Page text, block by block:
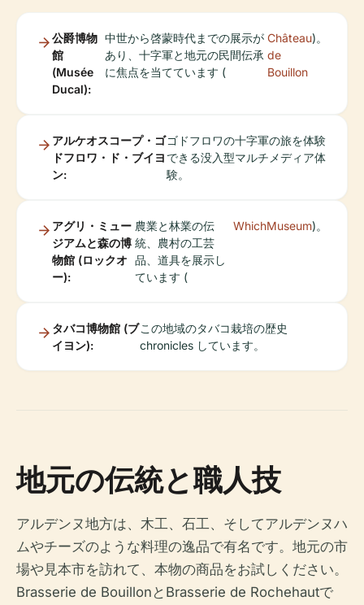
公爵博物
館
(Musée
Ducal):
中世から啓蒙時代までの展示が
あり、十字軍と地元の民間伝承
に焦点を当てています (
Château
de
Bouillon
)。
アルケオスコープ・ゴ
ドフロワ・ド・ブイヨ
ン:
ゴドフロワの十字軍の旅を体験
できる没入型マルチメディア体
験。
アグリ・ミュー
ジアムと森の博
物館 (ロックオ
ー):
農業と林業の伝
統、農村の工芸
品、道具を展示し
ています (
WhichMuseum)。
タバコ博物館 (ブ
イヨン):
この地域のタバコ栽培の歴史
chronicles しています。
地元の伝統と職人技
アルデンヌ地方は、木工、石工、そしてアルデンヌハ
ムやチーズのような料理の逸品で有名です。地元の市
場や見本市を訪れて、本物の商品をお試しください。
Brasserie de BouillonとBrasserie de Rochehautで